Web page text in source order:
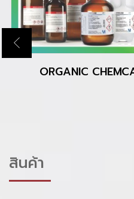
ORGANIC
สินค้า